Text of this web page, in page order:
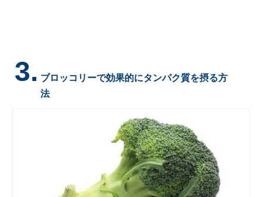
3. ブロッコリーで効果的にタンパク質を摂る方
法